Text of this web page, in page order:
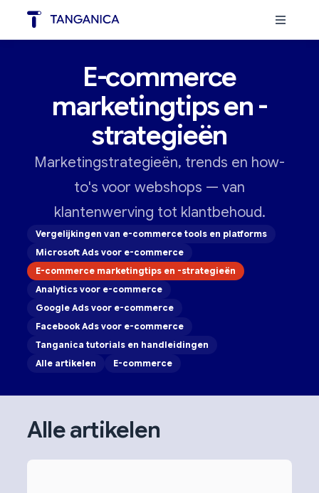
E-commerce
marketingtips en -
strategieën
Marketingstrategieën, trends en how-
to's voor webshops — van
klantenwerving tot klantbehoud.
Vergelijkingen van e-commerce tools en platforms
Microsoft Ads voor e-commerce
E-commerce marketingtips en -strategieën
Analytics voor e-commerce
Google Ads voor e-commerce
Facebook Ads voor e-commerce
Tanganica tutorials en handleidingen
Alle artikelen
E-commerce
Alle artikelen